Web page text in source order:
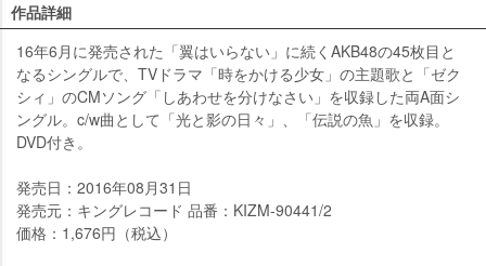
作品詳細
16年6月に発売された「翼はいらない」に続くAKB48の45枚目と
なるシングルで、TVドラマ「時をかける少女」の主題歌と「ゼク
シィ」のCMソング「しあわせを分けなさい」を収録した両A面シ
ングル。c/w曲として「光と影の日々」、「伝説の魚」を収録。
DVD付き。
発売日：2016年08月31日
発売元：キングレコード 品番：KIZM-90441/2
価格：1,676円（税込）